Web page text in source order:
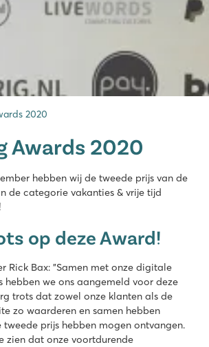
2020
Awards 2020
hebben wij de tweede prijs van de
de categorie vakanties & vrije tijd
op deze Award!
Rick Bax: "Samen met onze digitale
hebben we ons aangemeld voor deze
trots dat zowel onze klanten als de
zo waarderen en samen hebben
prijs hebben mogen ontvangen.
zien dat onze voortdurende